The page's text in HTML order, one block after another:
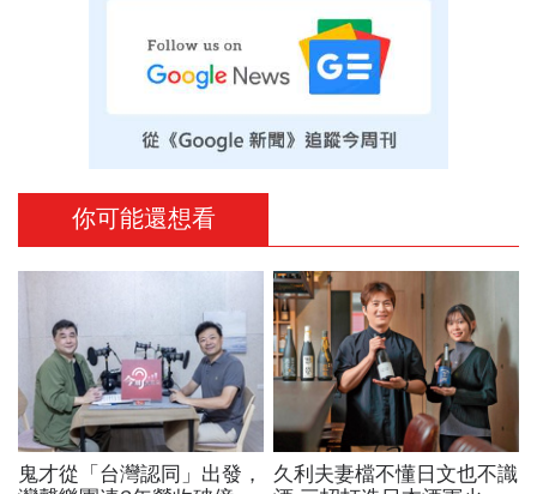
你可能還想看
鬼才從「台灣認同」出發，
久利夫妻檔不懂日文也不識